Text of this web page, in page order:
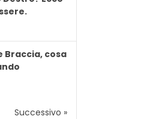
Braccia, cosa
Successivo »